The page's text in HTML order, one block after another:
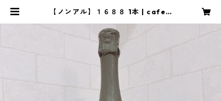
【ノンアル】１６８８ 1本 | cafe&